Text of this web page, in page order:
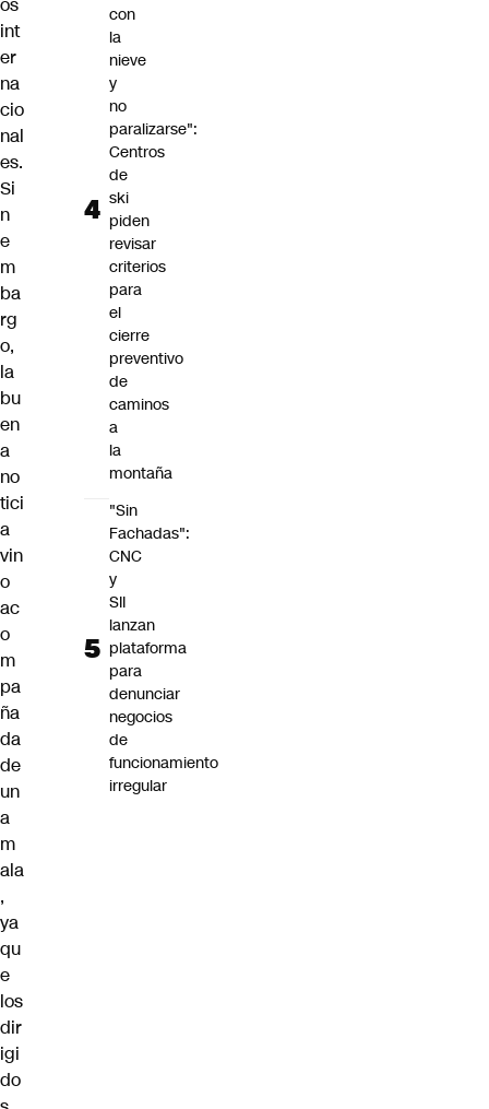
int
er
na
cio
nal
es.
Si
n
e
m
ba
rg
o,
la
bu
en
a
no
tici
a
vin
o
ac
o
m
pa
ña
da
de
un
a
m
ala
,
ya
qu
e
los
dir
igi
do
con
la
nieve
y
no
paralizarse":
Centros
de
ski
piden
revisar
criterios
para
el
cierre
preventivo
de
caminos
a
la
montaña
"Sin
Fachadas":
CNC
y
SII
lanzan
plataforma
para
denunciar
negocios
de
funcionamiento
irregular